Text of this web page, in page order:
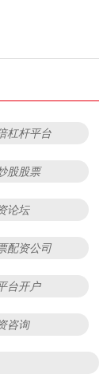
杠杆平台
股股票
论坛
配资公司
台开户
咨询